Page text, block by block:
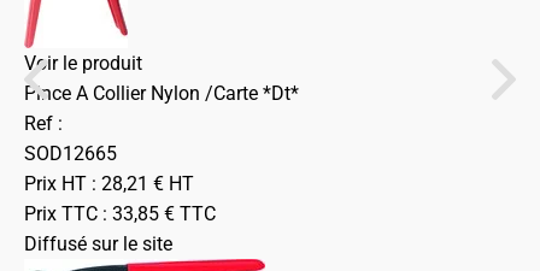
Voir le produit
Pince A Collier Nylon /Carte *Dt*
Ref :
SOD12665
Prix HT : 28,21 € HT
Prix TTC : 33,85 € TTC
Diffusé sur le site